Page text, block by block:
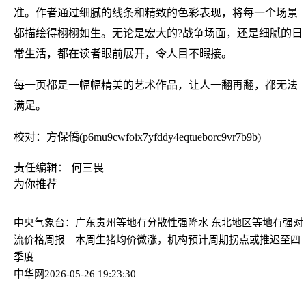
准。作者通过细腻的线条和精致的色彩表现，将每一个场景
都描绘得栩栩如生。无论是宏大的?战争场面，还是细腻的日
常生活，都在读者眼前展开，令人目不暇接。
每一页都是一幅幅精美的艺术作品，让人一翻再翻，都无法
满足。
校对：方保僑(p6mu9cwfoix7yfddy4eqtueborc9vr7b9b)
责任编辑： 何三畏
为你推荐
中央气象台：广东贵州等地有分散性强降水 东北地区等地有强对
流价格周报｜本周生猪均价微涨，机构预计周期拐点或推迟至四
季度
中华网2026-05-26 19:23:30